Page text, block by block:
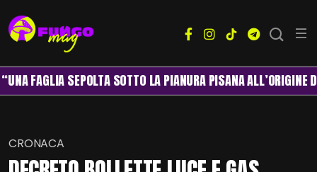
SEPOLTA SOTTO LA PIANURA PISANA ALL’ORIGINE DEL
CRONACA